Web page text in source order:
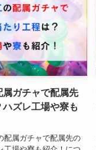
属ガチャで配属先
ズレ工場や寮も
配属ガチャで配属先の